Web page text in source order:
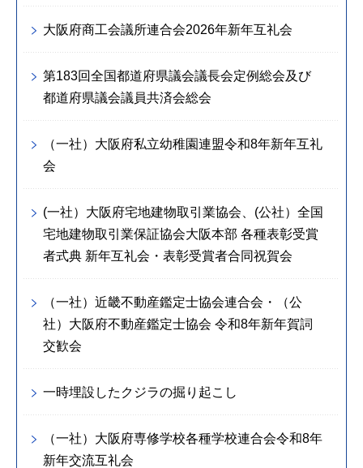
大阪府商工会議所連合会2026年新年互礼会
第183回全国都道府県議会議長会定例総会及び
都道府県議会議員共済会総会
（一社）大阪府私立幼稚園連盟令和8年新年互礼
会
(一社）大阪府宅地建物取引業協会、(公社）全国
宅地建物取引業保証協会大阪本部 各種表彰受賞
者式典 新年互礼会・表彰受賞者合同祝賀会
（一社）近畿不動産鑑定士協会連合会・（公
社）大阪府不動産鑑定士協会 令和8年新年賀詞
交歓会
一時埋設したクジラの掘り起こし
（一社）大阪府専修学校各種学校連合会令和8年
新年交流互礼会